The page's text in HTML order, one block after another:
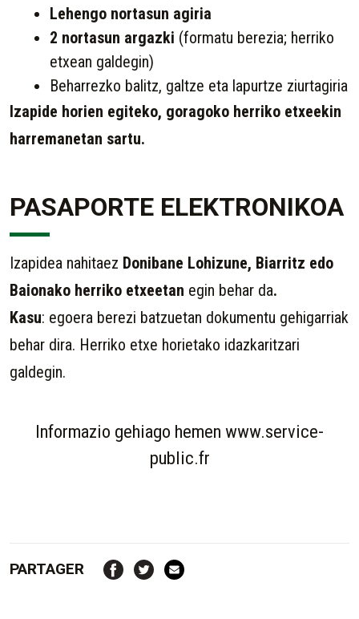
Lehengo nortasun agiria
2 nortasun argazki (formatu berezia; herriko
etxean galdegin)
Beharrezko balitz, galtze eta lapurtze ziurtagiria
Izapide horien egiteko, goragoko herriko etxeekin
harremanetan sartu.
PASAPORTE ELEKTRONIKOA
Izapidea nahitaez Donibane Lohizune, Biarritz edo
Baionako herriko etxeetan egin behar da.
Kasu: egoera berezi batzuetan dokumentu gehigarriak
behar dira. Herriko etxe horietako idazkaritzari
galdegin.
Informazio gehiago hemen www.service-
public.fr
PARTAGER